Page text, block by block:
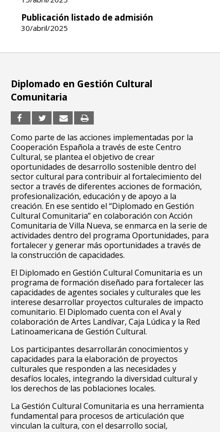
Publicación listado de admisión
30/abril/2025
Diplomado en Gestión Cultural
Comunitaria
Como parte de las acciones implementadas por la
Cooperación Española a través de este Centro
Cultural, se plantea el objetivo de crear
oportunidades de desarrollo sostenible dentro del
sector cultural para contribuir al fortalecimiento del
sector a través de diferentes acciones de formación,
profesionalización, educación y de apoyo a la
creación. En ese sentido el “Diplomado en Gestión
Cultural Comunitaria” en colaboración con Acción
Comunitaria de Villa Nueva, se enmarca en la serie de
actividades dentro del programa Oportunidades, para
fortalecer y generar más oportunidades a través de
la construcción de capacidades.
El Diplomado en Gestión Cultural Comunitaria es un
programa de formación diseñado para fortalecer las
capacidades de agentes sociales y culturales que les
interese desarrollar proyectos culturales de impacto
comunitario. El Diplomado cuenta con el Aval y
colaboración de Artes Landívar, Caja Lúdica y la Red
Latinoamericana de Gestión Cultural.
Los participantes desarrollarán conocimientos y
capacidades para la elaboración de proyectos
culturales que responden a las necesidades y
desafíos locales, integrando la diversidad cultural y
los derechos de las poblaciones locales.
La Gestión Cultural Comunitaria es una herramienta
fundamental para procesos de articulación que
vinculan la cultura, con el desarrollo social,